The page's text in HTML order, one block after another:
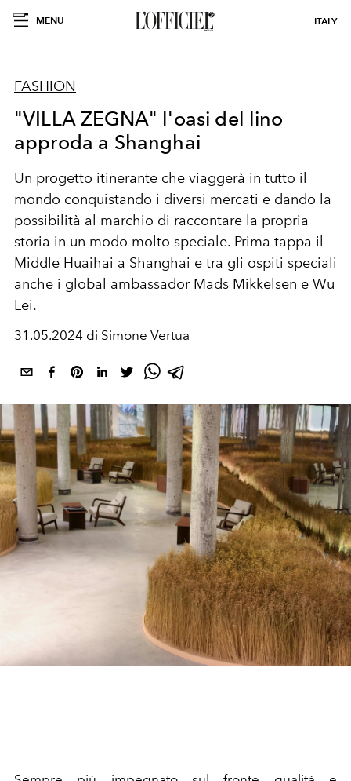
MENU ITALY
FASHION
"VILLA ZEGNA" l'oasi del lino
approda a Shanghai
Un progetto itinerante che viaggerà in tutto il
mondo conquistando i diversi mercati e dando la
possibilità al marchio di raccontare la propria
storia in un modo molto speciale. Prima tappa il
Middle Huaihai a Shanghai e tra gli ospiti speciali
anche i global ambassador Mads Mikkelsen e Wu
Lei.
31.05.2024 di Simone Vertua